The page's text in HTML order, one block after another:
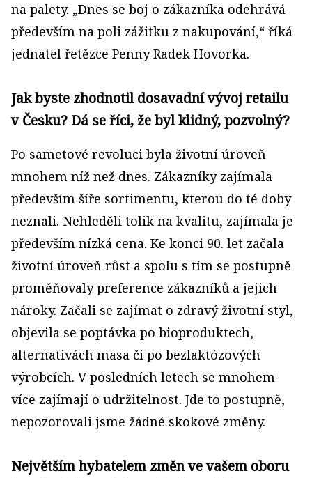
na palety. „Dnes se boj o zákazníka odehrává
především na poli zážitku z nakupování,“ říká
jednatel řetězce Penny Radek Hovorka.
Jak byste zhodnotil dosavadní vývoj retailu
v Česku? Dá se říci, že byl klidný, pozvolný?
Po sametové revoluci byla životní úroveň
mnohem níž než dnes. Zákazníky zajímala
především šíře sortimentu, kterou do té doby
neznali. Nehleděli tolik na kvalitu, zajímala je
především nízká cena. Ke konci 90. let začala
životní úroveň růst a spolu s tím se postupně
proměňovaly preference zákazníků a jejich
nároky. Začali se zajímat o zdravý životní styl,
objevila se poptávka po bioproduktech,
alternativách masa či po bezlaktózových
výrobcích. V posledních letech se mnohem
více zajímají o udržitelnost. Jde to postupně,
nepozorovali jsme žádné skokové změny.
Největším hybatelem změn ve vašem oboru